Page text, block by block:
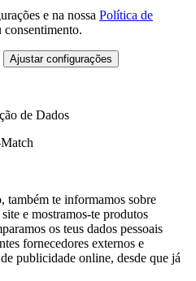
e na nossa Política de
consentimento.
Ajustar configurações
de Dados
também te informamos sobre
e mostramos-te produtos
os teus dados pessoais
fornecedores externos e
publicidade online, desde que já